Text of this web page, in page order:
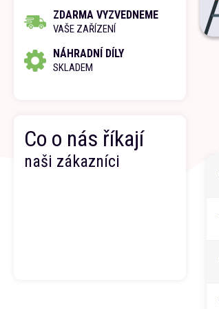
ZDARMA VYZVEDNEME
VAŠE ZAŘÍZENÍ
NÁHRADNÍ DÍLY
SKLADEM
Co o nás říkají
naši zákazníci